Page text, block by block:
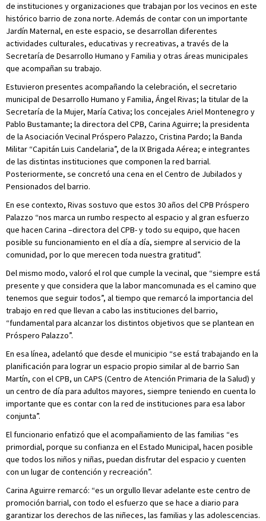
de instituciones y organizaciones que trabajan por los vecinos en este
histórico barrio de zona norte. Además de contar con un importante
Jardín Maternal, en este espacio, se desarrollan diferentes
actividades culturales, educativas y recreativas, a través de la
Secretaría de Desarrollo Humano y Familia y otras áreas municipales
que acompañan su trabajo.
Estuvieron presentes acompañando la celebración, el secretario
municipal de Desarrollo Humano y Familia, Ángel Rivas; la titular de la
Secretaría de la Mujer, María Cativa; los concejales Ariel Montenegro y
Pablo Bustamante; la directora del CPB, Carina Aguirre; la presidenta
de la Asociación Vecinal Próspero Palazzo, Cristina Pardo; la Banda
Militar “Capitán Luis Candelaria”, de la IX Brigada Aérea; e integrantes
de las distintas instituciones que componen la red barrial.
Posteriormente, se concretó una cena en el Centro de Jubilados y
Pensionados del barrio.
En ese contexto, Rivas sostuvo que estos 30 años del CPB Próspero
Palazzo “nos marca un rumbo respecto al espacio y al gran esfuerzo
que hacen Carina –directora del CPB- y todo su equipo, que hacen
posible su funcionamiento en el día a día, siempre al servicio de la
comunidad, por lo que merecen toda nuestra gratitud”.
Del mismo modo, valoró el rol que cumple la vecinal, que “siempre está
presente y que considera que la labor mancomunada es el camino que
tenemos que seguir todos”, al tiempo que remarcó la importancia del
trabajo en red que llevan a cabo las instituciones del barrio,
“fundamental para alcanzar los distintos objetivos que se plantean en
Próspero Palazzo”.
En esa línea, adelantó que desde el municipio “se está trabajando en la
planificación para lograr un espacio propio similar al de barrio San
Martín, con el CPB, un CAPS (Centro de Atención Primaria de la Salud) y
un centro de día para adultos mayores, siempre teniendo en cuenta lo
importante que es contar con la red de instituciones para esa labor
conjunta”.
El funcionario enfatizó que el acompañamiento de las familias “es
primordial, porque su confianza en el Estado Municipal, hacen posible
que todos los niños y niñas, puedan disfrutar del espacio y cuenten
con un lugar de contención y recreación”.
Carina Aguirre remarcó: “es un orgullo llevar adelante este centro de
promoción barrial, con todo el esfuerzo que se hace a diario para
garantizar los derechos de las niñeces, las familias y las adolescencias.